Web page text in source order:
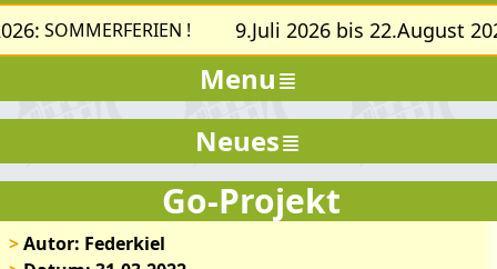
SOMMERFERIEN ! 9.Juli 2026 bis 22.August
Menu
Go-Projekt
>Autor: Federkiel
Neues